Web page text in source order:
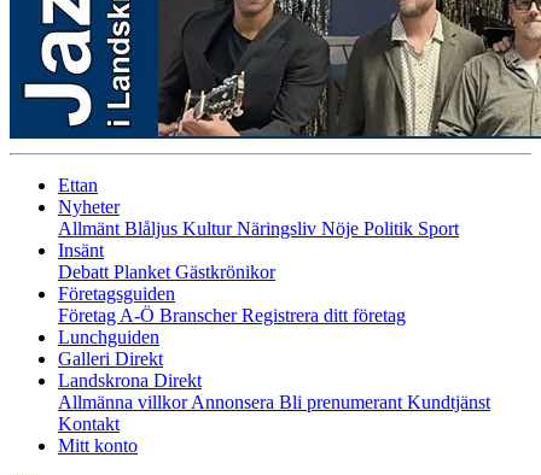
Ettan
Nyheter
Allmänt Blåljus KulturNäringsliv Nöje Politik Sport
Insänt
Debatt Planket Gästkrönikor
Företagsguiden
Företag A-Ö BranscherRegistrera ditt företag
Lunchguiden
Galleri Direkt
Landskrona Direkt
Allmänna villkorAnnonsera Bli prenumerant Kundtjänst
Kontakt
Mitt konto